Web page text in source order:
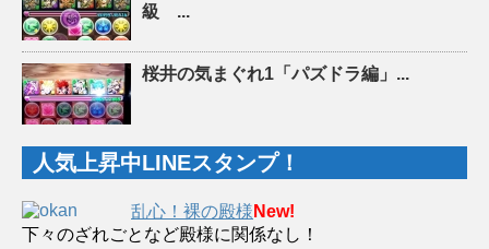
級 ...
桜井の気まぐれ1「パズドラ編」...
人気上昇中LINEスタンプ！
乱心！裸の殿様 New!
下々のざれごとなど殿様に関係なし！